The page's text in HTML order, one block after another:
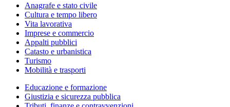
Anagrafe e stato civile
Cultura e tempo libero
Vita lavorativa
Imprese e commercio
Appalti pubblici
Catasto e urbanistica
Turismo
Mobilità e trasporti
Educazione e formazione
Giustizia e sicurezza pubblica